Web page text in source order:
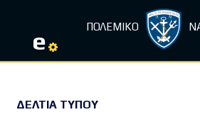
e ΠΟΛΕΜΙΚΟ
ΔΕΛΤΊΑ ΤΎΠΟΥ